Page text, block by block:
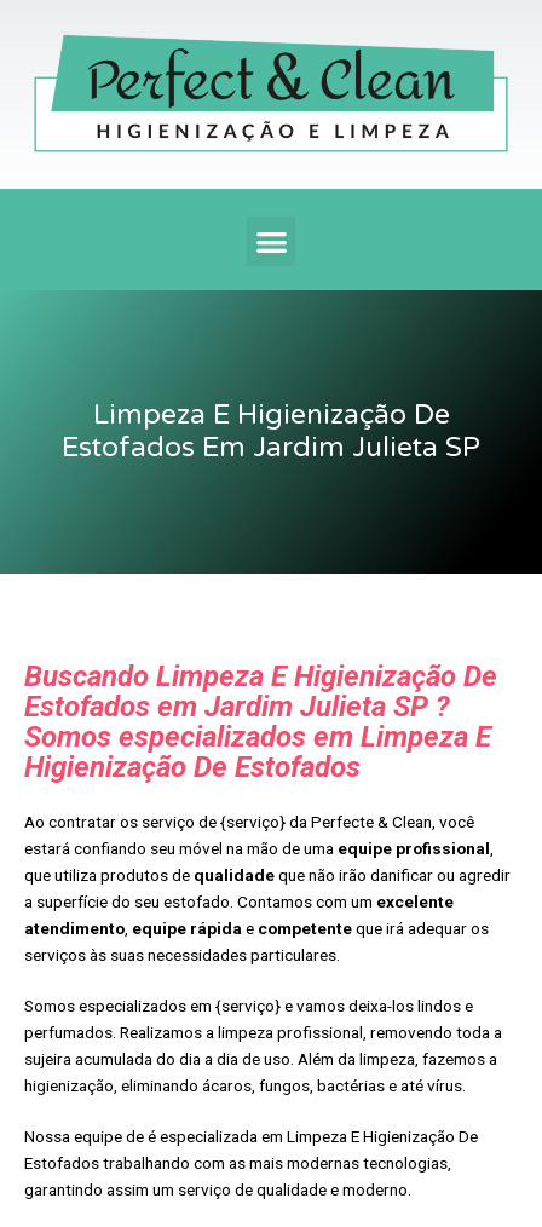
conteúdo
Menu
Limpeza E Higienização De
Estofados Em Jardim Julieta SP
Buscando Limpeza E Higienização De
Estofados em Jardim Julieta SP ?
Somos especializados em Limpeza E
Higienização De Estofados
Ao contratar os serviço de {serviço} da Perfecte & Clean, você
estará confiando seu móvel na mão de uma equipe profissional
que utiliza produtos de qualidadeque não irão danificar ou agredir
a superfície do seu estofado. Contamos com um excelente
atendimento equipe rápida e competenteque irá adequar os
serviços às suas necessidades particulares.
Somos especializados em {serviço} e vamos deixa-los lindos e
perfumados. Realizamos a limpeza profissional, removendo toda a
sujeira acumulada do dia a dia de uso. Além da limpeza, fazemos a
higienização, eliminando ácaros, fungos, bactérias e até vírus.
Nossa equipe de é especializada em Limpeza E Higienização De
Estofados trabalhando com as mais modernas tecnologias,
garantindo assim um serviço de qualidade e moderno.